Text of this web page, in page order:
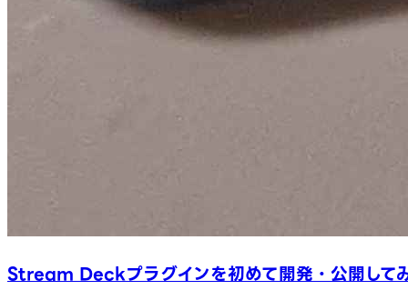
Stream Deckプラグインを初めて開発・公開して